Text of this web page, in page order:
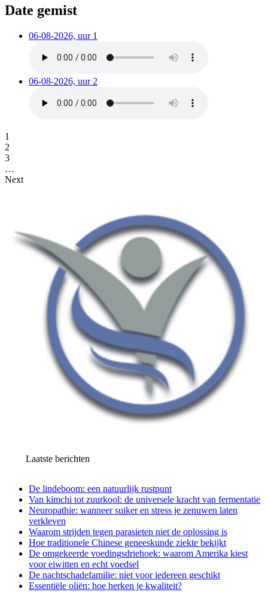
Date gemist
06-08-2026, uur 1
06-08-2026, uur 2
1
2
3
…
Next
Laatste berichten
De lindeboom: een natuurlijk rustpunt
Van kimchi tot zuurkool: de universele kracht van fermentatie
Neuropathie: wanneer suiker en stress je zenuwen laten
verkleven
Waarom strijden tegen parasieten niet de oplossing is
Hoe traditionele Chinese geneeskunde ziekte bekijkt
De omgekeerde voedingsdriehoek: waarom Amerika kiest
voor eiwitten en echt voedsel
De nachtschadefamilie: niet voor iedereen geschikt
Essentiële oliën: hoe herken je kwaliteit?